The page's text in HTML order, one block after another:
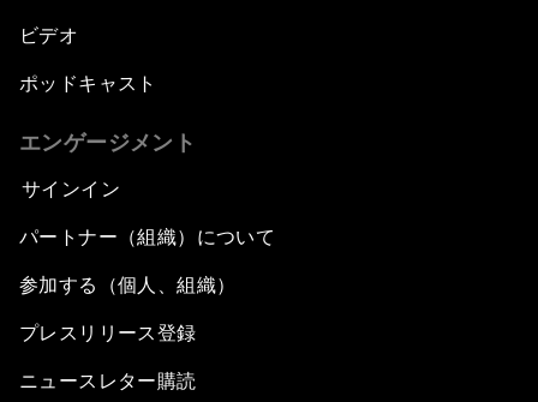
ビデオ
ポッドキャスト
エンゲージメント
サインイン
パートナー（組織）について
参加する（個人、組織）
プレスリリース登録
ニュースレター購読